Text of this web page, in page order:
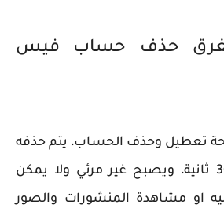
حذف حساب فيس
تعطيل وحذف الحساب، يتم حذفه
بشكل نهائي في 30 ثانية، ويصبح غير مرئي ولا يمكن
او مشاهدة المنشورات والصور